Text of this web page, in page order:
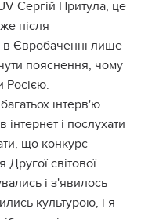
Сергій Притула, це
після
в Євробаченні лише
пояснення, чому
Росією.
інтерв'ю.
і послухати
що конкурс
світової
і з'явилось
культурою, і я